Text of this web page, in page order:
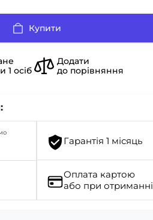
Купити
1 осіб
Додати
до порівняння
Гарантія 1 місяць
Оплата картою
або при отриманні